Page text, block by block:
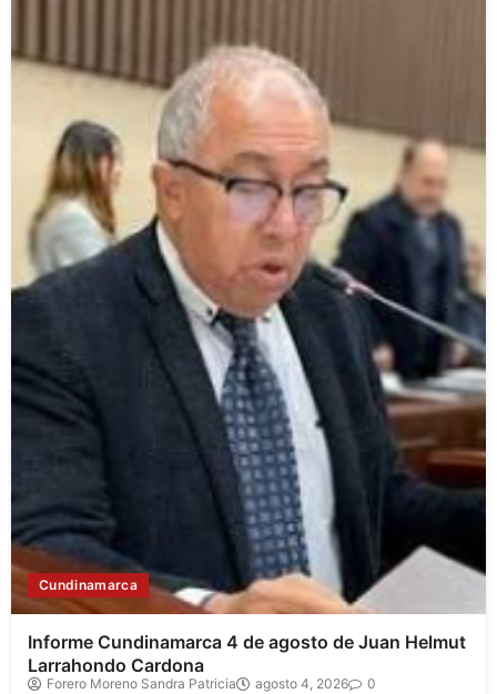
Cundinamarca
Informe Cundinamarca 4 de agosto de Juan Helmut
Larrahondo Cardona
Forero Moreno Sandra Patricia agosto 4, 2026 0